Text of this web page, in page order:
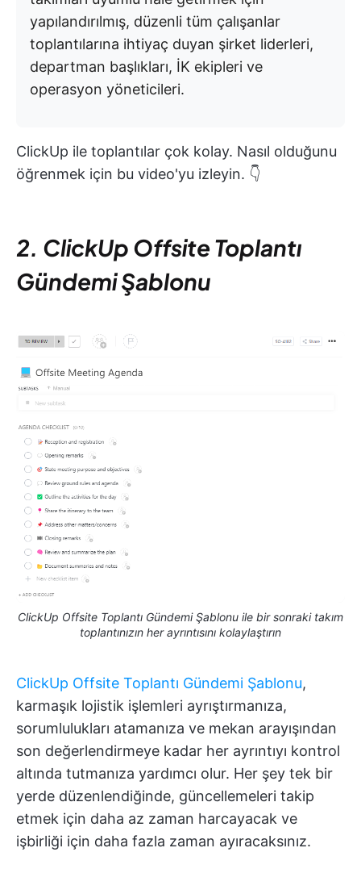
yapılandırılmış, düzenli tüm çalışanlar
toplantılarına ihtiyaç duyan şirket liderleri,
departman başlıkları, İK ekipleri ve
operasyon yöneticileri.
ClickUp ile toplantılar çok kolay. Nasıl olduğunu
öğrenmek için bu video'yu izleyin. 👇
2. ClickUp Offsite Toplantı
Gündemi Şablonu
ClickUp Offsite Toplantı Gündemi Şablonu ile bir sonraki takım
toplantınızın her ayrıntısını kolaylaştırın
ClickUp Offsite Toplantı Gündemi Şablonu,
karmaşık lojistik işlemleri ayrıştırmanıza,
sorumlulukları atamanıza ve mekan arayışından
son değerlendirmeye kadar her ayrıntıyı kontrol
altında tutmanıza yardımcı olur. Her şey tek bir
yerde düzenlendiğinde, güncellemeleri takip
etmek için daha az zaman harcayacak ve
işbirliği için daha fazla zaman ayıracaksınız.